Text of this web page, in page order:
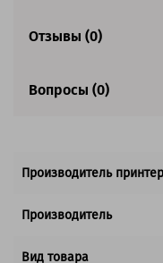
Отзывы (0)
Вопросы (0)
Производитель
Производитель
Вид товара